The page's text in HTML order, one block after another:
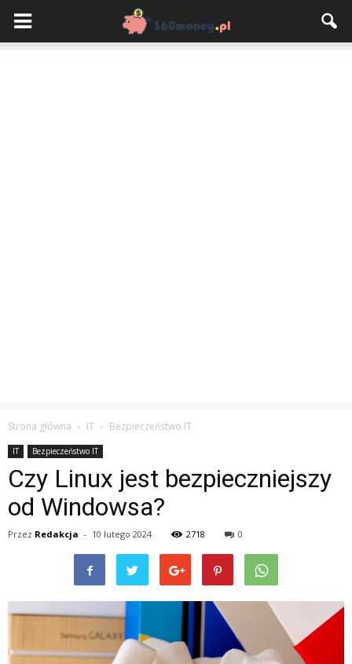
Strona główna IT Bezpieczeństwo IT
IT Bezpieczeństwo IT
Czy Linux jest bezpieczniejszy
od Windowsa?
Przez Redakcja - 10 lutego 2024 2718 0